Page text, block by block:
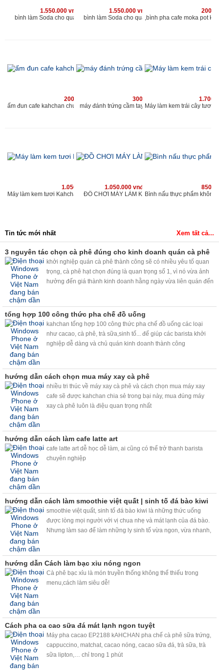
1.550.000 vnđ
bình làm Soda cho quán kahchan
1.550.000 vnđ
bình làm Soda cho quán kahchan
200.000 vnđ
ấm đun cafe kahchan chuyên dùng cho quán cafe và nhà hàng
300.000 vnđ
máy đánh trứng cầm tay chuyên dùng cho quán cafe
1.050.000 vnđ
Máy làm kem tươi Kahchan KEM2173, (xanh)-muốn ăn thì làm, ngay làm ngay có
1.050.000 vnđ
ĐỒ CHƠI MÁY LÀM KEM MINI
Tin tức mới nhất Xem tất cả...
3 nguyên tác chọn cà phê đúng cho kinh doanh quán cà phê
khởi nghiệp quán cà phê thành công sẽ có nhiều yêu tố quan
trọng, cà phê hạt chọn đúng là quan trọng số 1, vì nó vừa ảnh
hưởng đến giá thành kinh doanh hằng ngày vừa liên quán đến
tổng hợp 100 công thức pha chế đồ uống
kahchan tổng hợp 100 công thức pha chế đồ uống các loại
như cacao, cà phê, trà sữa,sinh tố... để giúp các barista khởi
nghiệp dễ dàng và chủ quán kinh doanh thành công
hướng dẫn cách chọn mua máy xay cà phê
nhiều tri thúc về máy xay cà phê và cách chọn mua máy xay
cafe sẽ được kahchan chia sẻ trong bại này, mua đúng máy
xay cà phê luôn là điệu quan trọng nhất
hướng dẫn cách làm cafe latte art
cafe latte art dễ học dễ làm, ai cũng có thể trở thanh barista
chuyên nghiệp
hướng dẫn cách làm smoothie việt quất | sinh tố đá bào kiwi
smoothie việt quất, sinh tố đá bào kiwi là những thức uống
được lòng mọi người với vị chua nhẹ và mát lạnh của đá bào.
Nhưng làm sao để làm những ly sinh tố vừa ngon, vừa nhanh,
hướng dẫn Cách làm bạc xỉu nóng ngon
Cà phê bạc xỉu là món truyền thống không thể thiếu trong
menu,cách làm siêu dễ!
Cách pha ca cao sữa đá mát lạnh ngon tuyệt
Máy pha cacao EP2188 kAHCHAN pha chế cà phê sữa trứng,
cappuccino, matchat, cacao nóng, cacao sữa đá, trà sữa, trà
sữa lipton,… chỉ trong 1 phút